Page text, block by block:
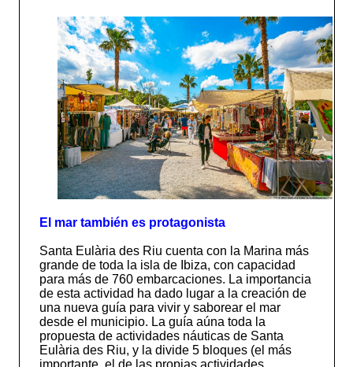
El mar también es protagonista
Santa Eulària des Riu cuenta con la Marina más
grande de toda la isla de Ibiza, con capacidad
para más de 760 embarcaciones. La importancia
de esta actividad ha dado lugar a la creación de
una nueva guía para vivir y saborear el mar
desde el municipio. La guía aúna toda la
propuesta de actividades náuticas de Santa
Eulària des Riu, y la divide 5 bloques (el más